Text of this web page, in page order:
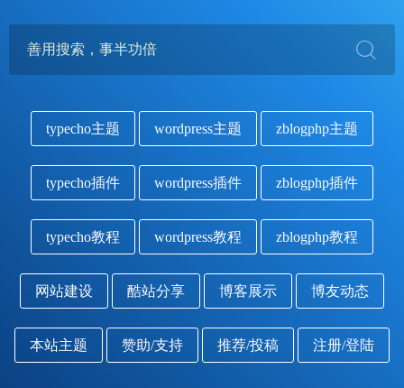
typecho主题 wordpress主题 zblogphp主题
typecho插件 wordpress插件 zblogphp插件
typecho教程 wordpress教程 zblogphp教程
网站建设 酷站分享 博客展示 博友动态
本站主题 赞助/支持 推荐/投稿 注册/登陆